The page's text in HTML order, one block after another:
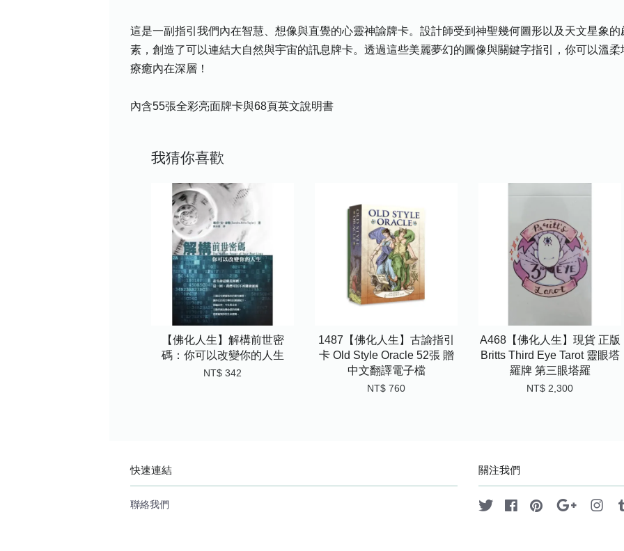
這是一副指引我們內在智慧、想像與直覺的心靈神諭牌卡。設計師受到神聖幾何圖形以及天文星象
素，創造了可以連結大自然與宇宙的訊息牌卡。透過這些美麗夢幻的圖像與關鍵字指引，你可以溫
療癒內在深層！
內含55張全彩亮面牌卡與68頁英文說明書
我猜你喜歡
【佛化人生】解構前世密
碼：你可以改變你的人生
NT$ 342
1487【佛化人生】古諭指引
卡 Old Style Oracle 52張 贈
中文翻譯電子檔
NT$ 760
A468【佛化人生】現貨 正版
Britts Third Eye Tarot 靈眼塔
羅牌 第三眼塔羅
NT$ 2,300
快速連結
聯絡我們
關注我們
Twitter FacebookPinterest Google